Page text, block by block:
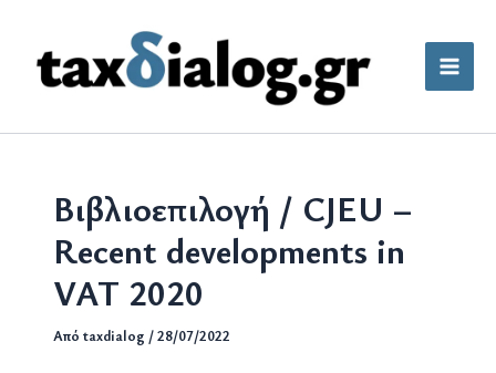
περιεχόμενο
Βιβλιοεπιλογή / CJEU –
Recent developments in
VAT 2020
Από taxdialog /28/07/2022